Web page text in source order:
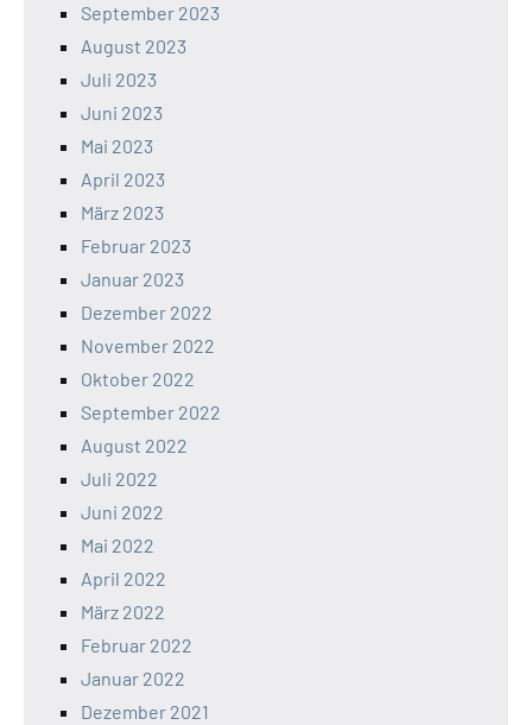
September 2023
August 2023
Juli 2023
Juni 2023
Mai 2023
April 2023
März 2023
Februar 2023
Januar 2023
Dezember 2022
November 2022
Oktober 2022
September 2022
August 2022
Juli 2022
Juni 2022
Mai 2022
April 2022
März 2022
Februar 2022
Januar 2022
Dezember 2021